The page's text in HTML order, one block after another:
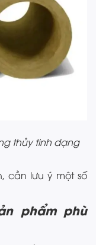
thủy tinh dạng
cần lưu ý một số
phẩm phù